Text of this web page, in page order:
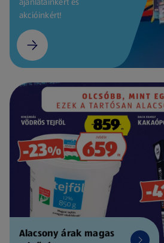
akcióinkért!
Alacsony árak magas